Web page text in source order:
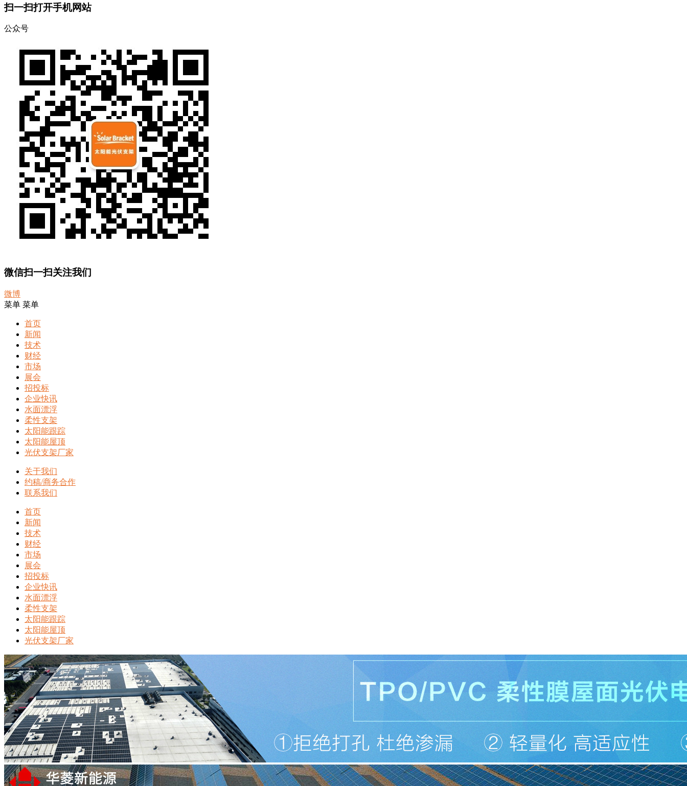
扫一扫打开手机网站
公众号
微信扫一扫关注我们
微博
菜单 菜单
首页
新闻
技术
财经
市场
展会
招投标
企业快讯
水面漂浮
柔性支架
太阳能跟踪
太阳能屋顶
光伏支架厂家
关于我们
约稿/商务合作
联系我们
首页
新闻
技术
财经
市场
展会
招投标
企业快讯
水面漂浮
柔性支架
太阳能跟踪
太阳能屋顶
光伏支架厂家